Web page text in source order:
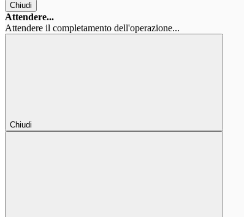
Chiudi
Attendere...
Attendere il completamento dell'operazione...
Chiudi